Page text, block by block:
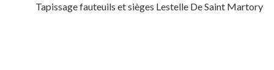
Tapissage fauteuils et sièges Lestelle De Saint Martory